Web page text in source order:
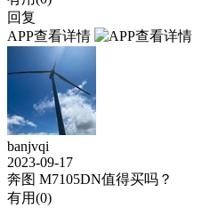
回复
APP查看详情
banjvqi
2023-09-17
奔图 M7105DN值得买吗？
有用(0)